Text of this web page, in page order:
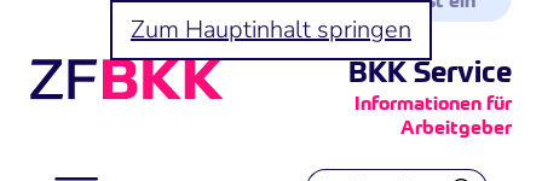
Zum Hauptinhalt springen
BKK Service
Informationen für
Arbeitgeber